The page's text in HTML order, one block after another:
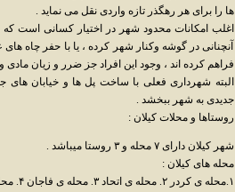
ها را برای هر رهگذر تازه واردی نقل می نماید .
اغلب امکانات محدود شهر در اختیار کسانی است که
آنچنانی در گوشه وکنار شهر کرده ، یا با حفر
فراهم کرده اند ، وجود این افراد جز ضرر و زیان
البته شهرداری فعلی با ساخت پل ها و خیابان های
جدیدی به شهر ببخشد .
روستاها و محلات کیلان :
شهر کیلان دارای ۷ محله و ۳ روستا میباشد .
محله های کیلان :
۱.محله ی کردر ۲. محله ی اتحاد ۳. محله ی فاجان ۴. محله ی چال باغ ۵. محله ی سر آ سیاب ۶. کیلان ۷. شهرک امام خمینی .